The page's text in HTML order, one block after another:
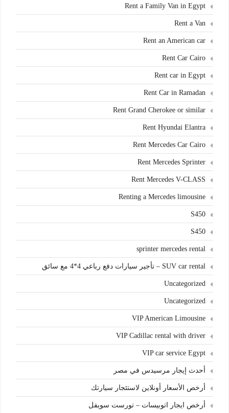
Rent a Family Van in Egypt
Rent a Van
Rent an American car
Rent Car Cairo
Rent car in Egypt
Rent Car in Ramadan
Rent Grand Cherokee or similar
Rent Hyundai Elantra
Rent Mercedes Car Cairo
Rent Mercedes Sprinter
Rent Mercedes V-CLASS
Renting a Mercedes limousine
S450
S450
sprinter mercedes rental
SUV car rental – تأجير سيارات دفع رباعي 4*4 مع سائق
Uncategorized
Uncategorized
VIP American Limousine
VIP Cadillac rental with driver
VIP car service Egypt
أحدث إيجار مرسيدس في مصر
أرخص الأسعار أونلاين لاستئجار سيارتك
أرخص ايجار اتوبيسات – تورست سويفل